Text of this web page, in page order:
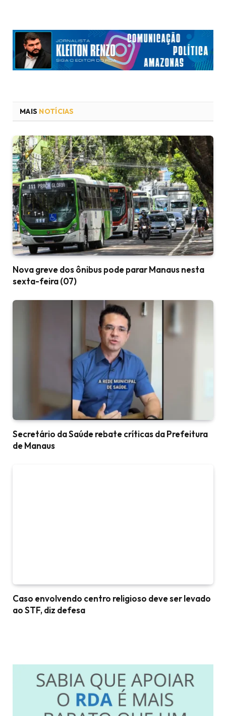
MAIS NOTÍCIAS
Nova greve dos ônibus pode parar Manaus nesta
sexta-feira (07)
Secretário da Saúde rebate críticas da Prefeitura
de Manaus
Caso envolvendo centro religioso deve ser levado
ao STF, diz defesa